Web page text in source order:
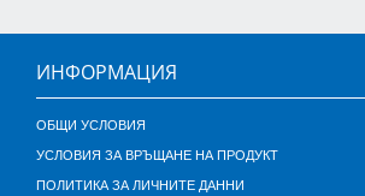
ИНФОРМАЦИЯ
ОБЩИ УСЛОВИЯ
УСЛОВИЯ ЗА ВРЪЩАНЕ НА ПРОДУКТ
ПОЛИТИКА ЗА ЛИЧНИТЕ ДАННИ